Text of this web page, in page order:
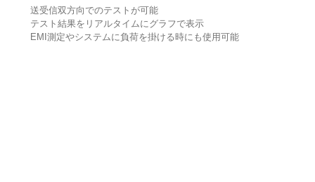
送受信双方向でのテストが可能
テスト結果をリアルタイムにグラフで表示
EMI測定やシステムに負荷を掛ける時にも使用可能